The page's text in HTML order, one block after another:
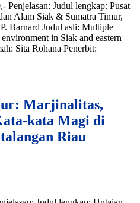
Penjelasan: Judul lengkap: Pusat
Alam Siak & Sumatra Timur,
Barnard Judul asli: Multiple
in Siak and eastern
Sita Rohana Penerbit:
Marjinalitas,
kata Magi di
Riau